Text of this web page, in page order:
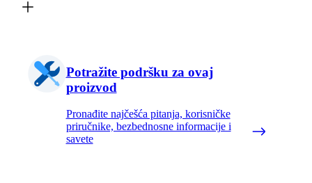
Potražite podršku za ovaj
proizvod
Pronađite najčešća pitanja, korisničke
priručnike, bezbednosne informacije i
savete